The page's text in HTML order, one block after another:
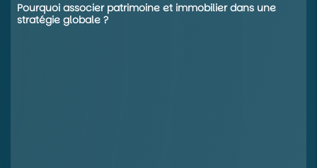
Pourquoi associer patrimoine et immobilier dans une
stratégie globale ?